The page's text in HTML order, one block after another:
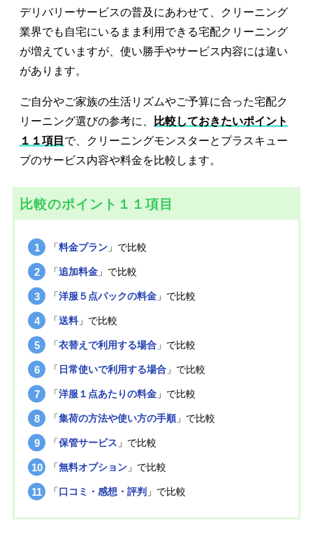
デリバリーサービスの普及にあわせて、クリーニング
業界でも自宅にいるまま利用できる宅配クリーニング
が増えていますが、使い勝手やサービス内容には違い
があります。
ご自分やご家族の生活リズムやご予算に合った宅配ク
リーニング選びの参考に、
比較しておきたいポイント
１１項目 で、クリーニングモンスターとプラスキュー
ブのサービス内容や料金を比較します。
比較のポイント１１項目
「料金プラン 」で比較
「追加料金 」で比較
「洋服５点パックの料金 」で比較
「送料」で比較
「衣替えで利用する場合 」で比較
「 日常使いで利用する場合 」で比較
「洋服１点あたりの料金 」で比較
「集荷の方法や使い方の手順 」で比較
「保管サービス 」で比較
「無料オプション 」で比較
「口コミ・感想・評判 」で比較